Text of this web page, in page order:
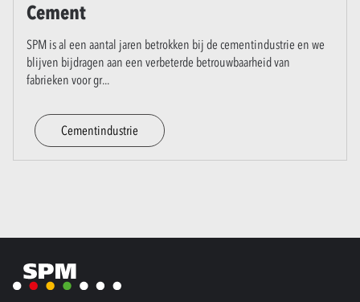
Cement
SPM is al een aantal jaren betrokken bij de cementindustrie en we
blijven bijdragen aan een verbeterde betrouwbaarheid van
fabrieken voor gr...
Cementindustrie